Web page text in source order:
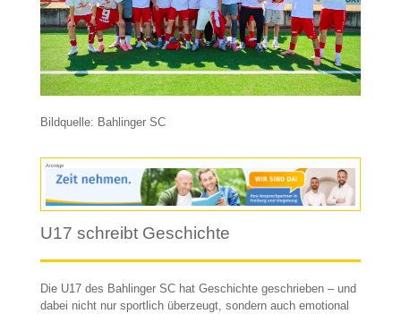
Bildquelle: Bahlinger SC
Anzeige
U17 schreibt Geschichte
Die U17 des Bahlinger SC hat Geschichte geschrieben – und
dabei nicht nur sportlich überzeugt, sondern auch emotional